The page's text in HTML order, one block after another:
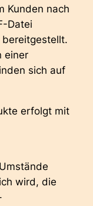
Kunden nach
Datei
einer
sich auf
erfolgt mit
wird, die